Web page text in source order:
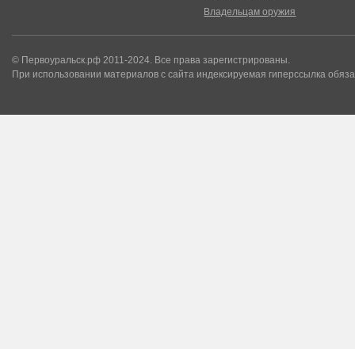
Владельцам оружия
© Первоуральск.рф 2011-2024. Все права зарегистрированы.
При использовании материалов с сайта индексируемая гиперссылка